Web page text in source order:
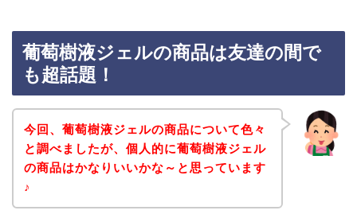
葡萄樹液ジェルの商品は友達の間で
も超話題！
今回、葡萄樹液ジェルの商品について色々
と調べましたが、個人的に葡萄樹液ジェル
の商品はかなりいいかな～と思っています
♪